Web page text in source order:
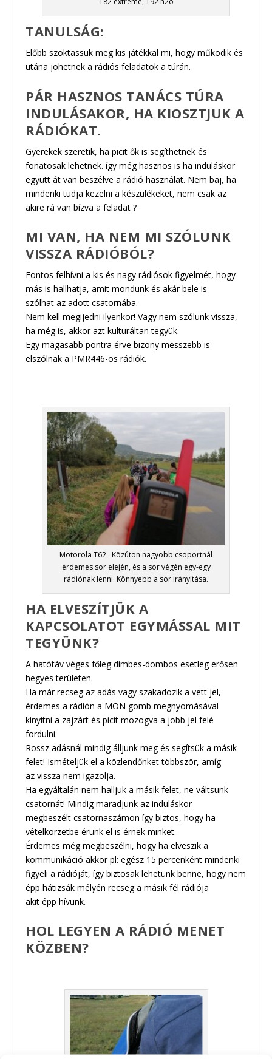
TANULSÁG:
Előbb szoktassuk meg kis játékkal mi, hogy működik és
utána jöhetnek a rádiós feladatok a túrán.
PÁR HASZNOS TANÁCS TÚRA
INDULÁSAKOR, HA KIOSZTJUK A
RÁDIÓKAT.
Gyerekek szeretik, ha picit ők is segíthetnek és
fonatosak lehetnek. így még hasznos is ha induláskor
együtt át van beszélve a rádió használat. Nem baj, ha
mindenki tudja kezelni a készülékeket, nem csak az
akire rá van bízva a feladat ?
MI VAN, HA NEM MI SZÓLUNK
VISSZA RÁDIÓBÓL?
Fontos felhívni a kis és nagy rádiósok figyelmét, hogy
más is hallhatja, amit mondunk és akár bele is
szólhat az adott csatornába.
Nem kell megijedni ilyenkor! Vagy nem szólunk vissza,
ha még is, akkor azt kulturáltan tegyük.
Egy magasabb pontra érve bizony messzebb is
elszólnak a PMR446-os rádiók.
Motorola T62 . Közúton nagyobb csoportnál
érdemes sor elején, és a sor végén egy-egy
rádiónak lenni. Könnyebb a sor irányítása.
HA ELVESZÍTJÜK A
KAPCSOLATOT EGYMÁSSAL MIT
TEGYÜNK?
A hatótáv véges főleg dimbes-dombos esetleg erősen
hegyes területen.
Ha már recseg az adás vagy szakadozik a vett jel,
érdemes a rádión a MON gomb megnyomásával
kinyitni a zajzárt és picit mozogva a jobb jel felé
fordulni.
Rossz adásnál mindig álljunk meg és segítsük a másik
felet! Ismételjük el a közlendőnket többször, amíg
az vissza nem igazolja.
Ha egyáltalán nem halljuk a másik felet, ne váltsunk
csatornát! Mindig maradjunk az induláskor
megbeszélt csatornaszámon így biztos, hogy ha
vételkörzetbe érünk el is érnek minket.
Érdemes még megbeszélni, hogy ha elveszik a
kommunikáció akkor pl: egész 15 percenként mindenki
figyeli a rádióját, így biztosak lehetünk benne, hogy nem
épp hátizsák mélyén recseg a másik fél rádiója
akit épp hívunk.
HOL LEGYEN A RÁDIÓ MENET
KÖZBEN?